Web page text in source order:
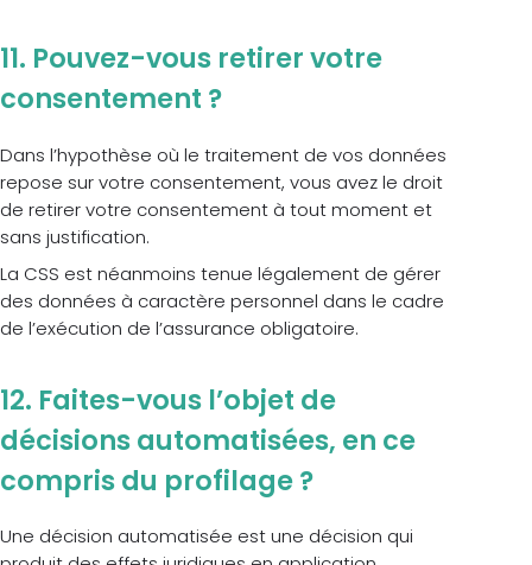
11. Pouvez-vous retirer votre
consentement ?
Dans l’hypothèse où le traitement de vos données
repose sur votre consentement, vous avez le droit
de retirer votre consentement à tout moment et
sans justification.
La CSS est néanmoins tenue légalement de gérer
des données à caractère personnel dans le cadre
de l’exécution de l’assurance obligatoire.
12. Faites-vous l’objet de
décisions automatisées, en ce
compris du profilage ?
Une décision automatisée est une décision qui